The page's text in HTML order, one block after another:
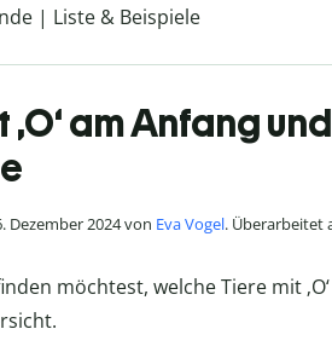
| Liste & Beispiele
am Anfang
Dezember 2024 von Eva Vogel. Überarbeitet
möchtest, welche Tiere mit